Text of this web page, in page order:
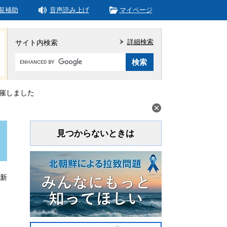
補助 音声読み上げ マイページ
サイト内検索
Google
タ
ム
詳細検索
しました
見つからないときは